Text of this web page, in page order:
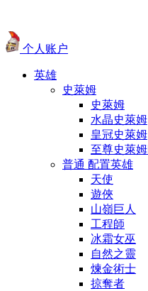
个人账户
英雄
史萊姆
史萊姆
水晶史萊姆
皇冠史萊姆
至尊史萊姆Ⅰ
普通 配置英雄
天使
遊俠
山嶺巨人
工程師
冰霜女巫
自然之靈
煉金術士
掠奪者